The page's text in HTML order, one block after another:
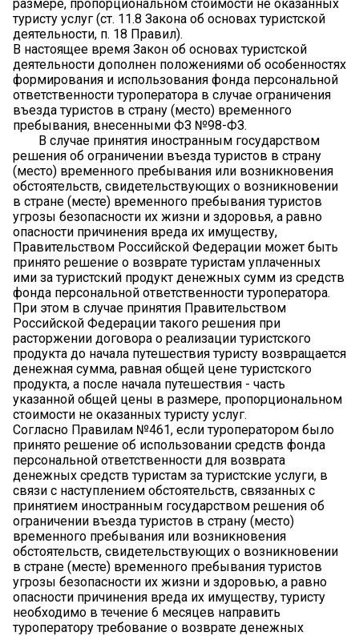
размере, пропорциональном стоимости не оказанных
туристу услуг (ст. 11.8 Закона об основах туристской
деятельности, п. 18 Правил).
В настоящее время Закон об основах туристской
деятельности дополнен положениями об особенностях
формирования и использования фонда персональной
ответственности туроператора в случае ограничения
въезда туристов в страну (место) временного
пребывания, внесенными ФЗ №98-ФЗ.
В случае принятия иностранным государством
решения об ограничении въезда туристов в страну
(место) временного пребывания или возникновения
обстоятельств, свидетельствующих о возникновении
в стране (месте) временного пребывания туристов
угрозы безопасности их жизни и здоровья, а равно
опасности причинения вреда их имуществу,
Правительством Российской Федерации может быть
принято решение о возврате туристам уплаченных
ими за туристский продукт денежных сумм из средств
фонда персональной ответственности туроператора.
При этом в случае принятия Правительством
Российской Федерации такого решения при
расторжении договора о реализации туристского
продукта до начала путешествия туристу возвращается
денежная сумма, равная общей цене туристского
продукта, а после начала путешествия - часть
указанной общей цены в размере, пропорциональном
стоимости не оказанных туристу услуг.
Согласно Правилам №461, если туроператором было
принято решение об использовании средств фонда
персональной ответственности для возврата
денежных средств туристам за туристские услуги, в
связи с наступлением обстоятельств, связанных с
принятием иностранным государством решения об
ограничении въезда туристов в страну (место)
временного пребывания или возникновения
обстоятельств, свидетельствующих о возникновении
в стране (месте) временного пребывания туристов
угрозы безопасности их жизни и здоровью, а равно
опасности причинения вреда их имуществу, туристу
необходимо в течение 6 месяцев направить
туроператору требование о возврате денежных